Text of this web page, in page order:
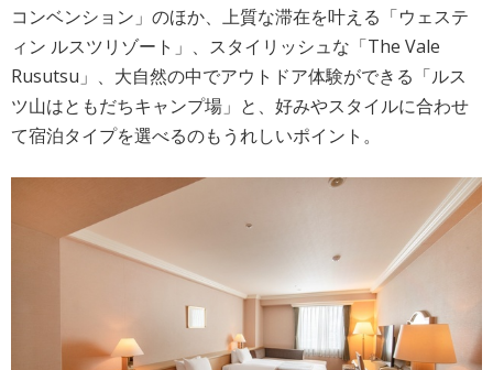
コンベンション」のほか、上質な滞在を叶える「ウェステ
ィン ルスツリゾート」、スタイリッシュな「The Vale
Rusutsu」、大自然の中でアウトドア体験ができる「ルス
ツ山はともだちキャンプ場」と、好みやスタイルに合わせ
て宿泊タイプを選べるのもうれしいポイント。